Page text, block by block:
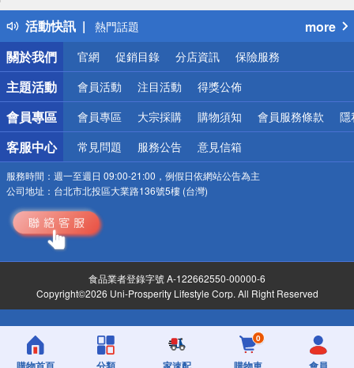
活動快訊
得獎公告
熱門話題
銀行優惠
偏遠地區配送
詐騙網頁！請小心！
more
關於我們
官網 促銷目錄 分店資訊 保險服務
主題活動 會員活動 注目活動 得獎公佈
會員專區 會員專區 大宗採購 購物須知 會員服務條款 隱
客服中心 常見問題 服務公告 意見信箱
服務時間： 週一至週日 09:00-21:00，例假日依網站公告為主
公司地址： 台北市北投區大業路136號5樓 (台灣)
食品業者登錄字號 A-122662550-00000-6
Copyright©2026 Uni-Prosperity Lifestyle Corp. All Right Reserved
0